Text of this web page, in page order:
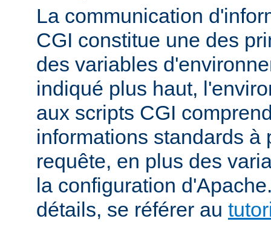
La communication
CGI constitue une des
des variables
indiqué plus haut,
aux scripts CGI
informations standards à
requête, en plus des
la configuration
détails, se référer au